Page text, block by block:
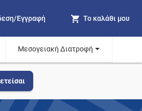
Εγγραφή Το καλάθι μου
Μεσογειακή Διατροφή